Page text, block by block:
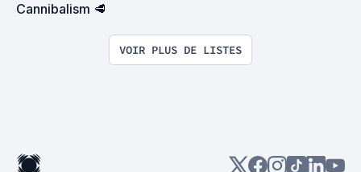
Cannibalism 🥩
VOIR PLUS DE LISTES